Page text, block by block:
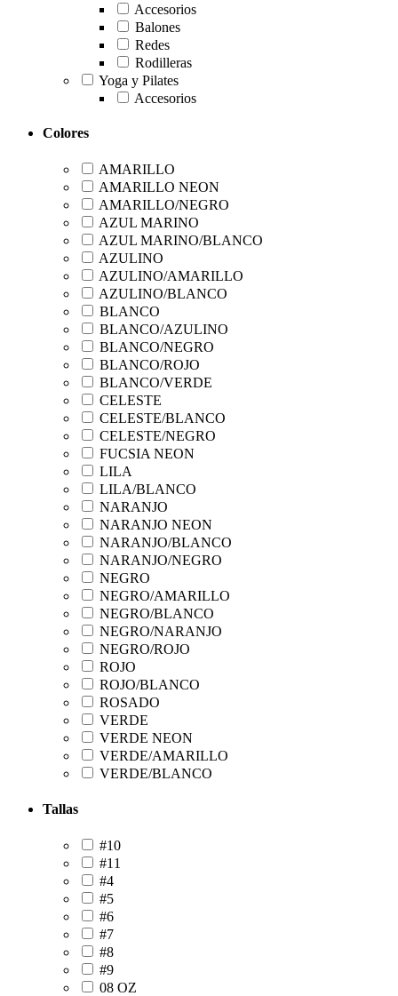
Accesorios
Balones
Redes
Rodilleras
Yoga y Pilates
Accesorios
Colores
AMARILLO
AMARILLO NEON
AMARILLO/NEGRO
AZUL MARINO
AZUL MARINO/BLANCO
AZULINO
AZULINO/AMARILLO
AZULINO/BLANCO
BLANCO
BLANCO/AZULINO
BLANCO/NEGRO
BLANCO/ROJO
BLANCO/VERDE
CELESTE
CELESTE/BLANCO
CELESTE/NEGRO
FUCSIA NEON
LILA
LILA/BLANCO
NARANJO
NARANJO NEON
NARANJO/BLANCO
NARANJO/NEGRO
NEGRO
NEGRO/AMARILLO
NEGRO/BLANCO
NEGRO/NARANJO
NEGRO/ROJO
ROJO
ROJO/BLANCO
ROSADO
VERDE
VERDE NEON
VERDE/AMARILLO
VERDE/BLANCO
Tallas
#10
#11
#4
#5
#6
#7
#8
#9
08 OZ